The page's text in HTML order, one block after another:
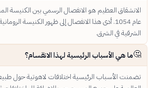
الانشقاق العظيم هو الانفصال الرسمي بين الكنيسة
عام 1054. أدى هذا الانفصال إلى ظهور الكنيسة
الشرقية في الشرق.
🤔ما هي الأسباب الرئيسية لهذا الانقسام؟